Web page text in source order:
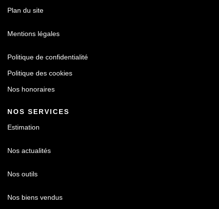
Plan du site
Mentions légales
Politique de confidentialité
Politique des cookies
Nos honoraires
NOS SERVICES
Estimation
Nos actualités
Nos outils
Nos biens vendus